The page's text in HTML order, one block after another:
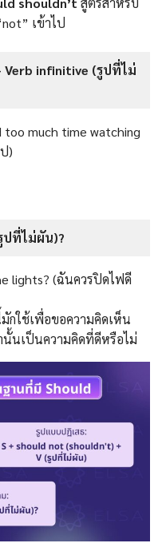
เข้าไป
Verb infinitive (รูปที่ไม่
too much time watching
)
ปที่ไม่ผัน)?
lights? (ฉันควรปิดไฟดี
กใช้เพื่อขอความคิดเห็น
นั้นเป็นความคิดที่ดีหรือไม่